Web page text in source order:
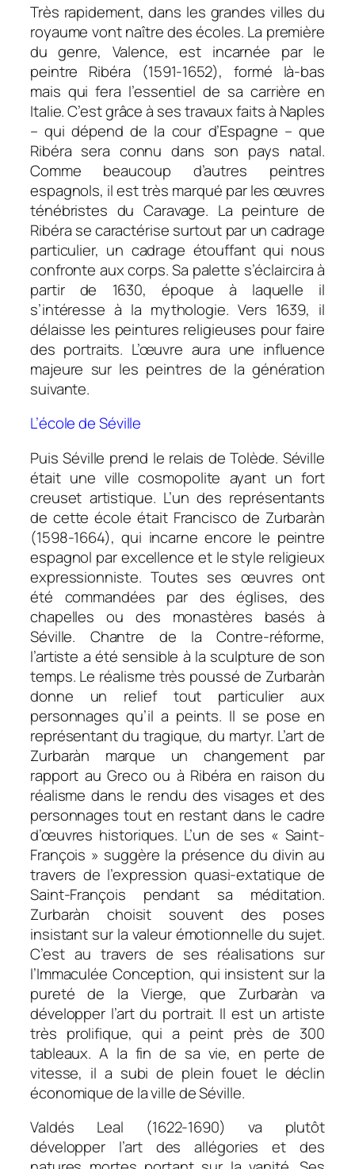
Très rapidement, dans les grandes villes du
royaume vont naître des écoles. La première
du genre, Valence, est incarnée par le
peintre Ribéra (1591-1652), formé là-bas
mais qui fera l’essentiel de sa carrière en
Italie. C’est grâce à ses travaux faits à Naples
– qui dépend de la cour d’Espagne – que
Ribéra sera connu dans son pays natal.
Comme beaucoup d’autres peintres
espagnols, il est très marqué par les œuvres
ténébristes du Caravage. La peinture de
Ribéra se caractérise surtout par un cadrage
particulier, un cadrage étouffant qui nous
confronte aux corps. Sa palette s’éclaircira à
partir de 1630, époque à laquelle il
s’intéresse à la mythologie. Vers 1639, il
délaisse les peintures religieuses pour faire
des portraits. L’œuvre aura une influence
majeure sur les peintres de la génération
suivante.
L’école de Séville
Puis Séville prend le relais de Tolède. Séville
était une ville cosmopolite ayant un fort
creuset artistique. L’un des représentants
de cette école était Francisco de Zurbaràn
(1598-1664), qui incarne encore le peintre
espagnol par excellence et le style religieux
expressionniste. Toutes ses œuvres ont
été commandées par des églises, des
chapelles ou des monastères basés à
Séville. Chantre de la Contre-réforme,
l’artiste a été sensible à la sculpture de son
temps. Le réalisme très poussé de Zurbaràn
donne un relief tout particulier aux
personnages qu’il a peints. Il se pose en
représentant du tragique, du martyr. L’art de
Zurbaràn marque un changement par
rapport au Greco ou à Ribéra en raison du
réalisme dans le rendu des visages et des
personnages tout en restant dans le cadre
d’œuvres historiques. L’un de ses « Saint-
François » suggère la présence du divin au
travers de l’expression quasi-extatique de
Saint-François pendant sa méditation.
Zurbaràn choisit souvent des poses
insistant sur la valeur émotionnelle du sujet.
C’est au travers de ses réalisations sur
l’Immaculée Conception, qui insistent sur la
pureté de la Vierge, que Zurbaràn va
développer l’art du portrait. Il est un artiste
très prolifique, qui a peint près de 300
tableaux. A la fin de sa vie, en perte de
vitesse, il a subi de plein fouet le déclin
économique de la ville de Séville.
Valdés Leal (1622-1690) va plutôt
développer l’art des allégories et des